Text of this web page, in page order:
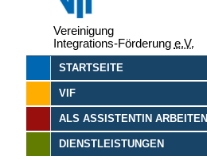
Vereinigung
Integrations-Förderung e.V.
STARTSEITE
VIF
ALS ASSISTENTIN ARBEITEN
DIENSTLEISTUNGEN